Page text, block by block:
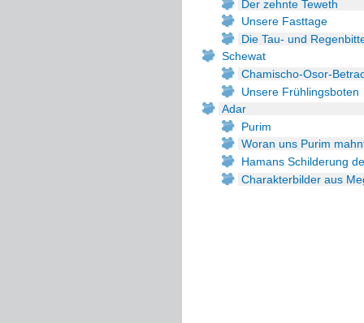
Der zehnte Teweth
Unsere Fasttage
Die Tau- und
Schewat
Chamischo-Osor-
Unsere Frühlingsboten
Adar
Purim
Woran uns Purim
Hamans Schilderung
Charakterbilder aus